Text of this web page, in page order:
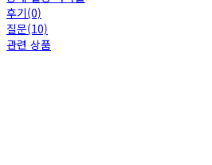
후기(0)
질문(10)
관련 상품